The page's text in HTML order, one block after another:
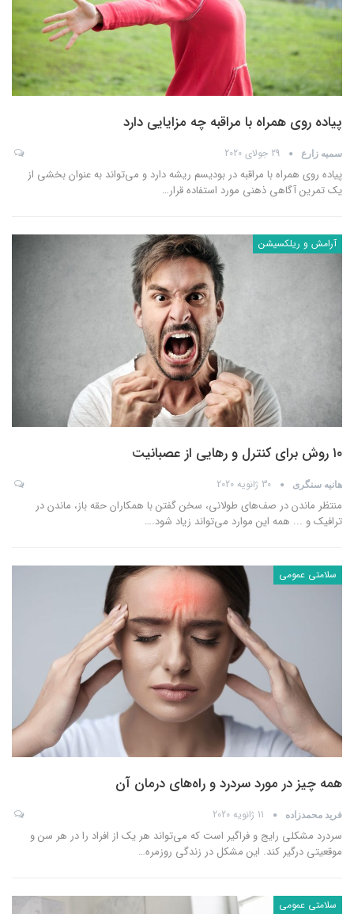
پیاده روی همراه با مراقبه چه مزایایی دارد
سمیه زارع 29 جولای 2020
پیاده روی همراه با مراقبه در بودیسم ریشه دارد و می‌تواند به عنوان بخشی از
یک تمرین آگاهی ذهنی مورد استفاده قرار…
آرامش و ریلکسیشن
۱۰ روش برای کنترل و رهایی از عصبانیت
هانیه سنگری 30 ژانویه 2020
منتظر ماندن در صف‌های طولانی، سخن گفتن با همکاران حقه باز، ماندن در
ترافیک و ... همه این موارد می‌تواند زیاد شود.…
سلامتی عمومی
همه چیز در مورد سردرد و راه‌های درمان آن
فرید محمدزاده 11 ژانویه 2020
سردرد مشکلی رایج و فراگیر است که می‌تواند هر یک از افراد را در هر سن و
موقعیتی درگیر کند. این مشکل در زندگی روزمره…
سلامتی عمومی